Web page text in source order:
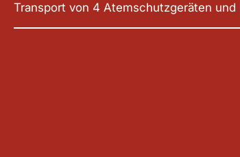
Transport von 4 Atemschutzgeräten und